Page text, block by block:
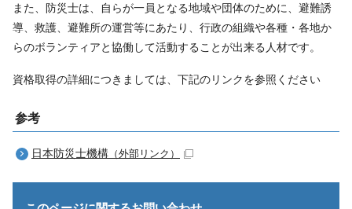
また、防災士は、自らが一員となる地域や団体のために、避難誘
導、救護、避難所の運営等にあたり、行政の組織や各種・各地か
らのボランティアと協働して活動することが出来る人材です。
資格取得の詳細につきましては、下記のリンクを参照ください
参考
日本防災士機構 （外部リンク）